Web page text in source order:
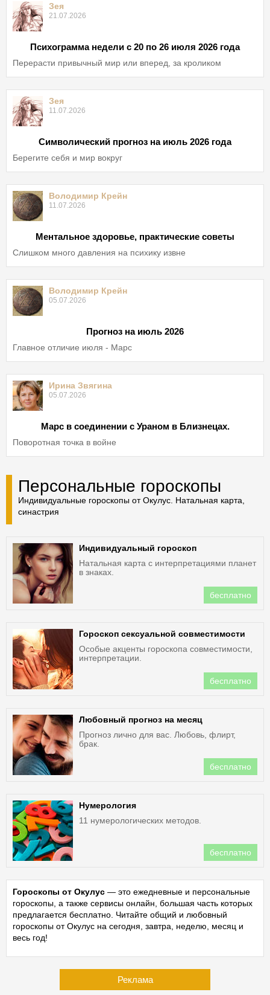
Зея
21.07.2026
Психограмма недели с 20 по 26 июля 2026 года
Перерасти привычный мир или вперед, за кроликом
Зея
11.07.2026
Символический прогноз на июль 2026 года
Берегите себя и мир вокруг
Володимир Крейн
11.07.2026
Ментальное здоровье, практические советы
Слишком много давления на психику извне
Володимир Крейн
05.07.2026
Прогноз на июль 2026
Главное отличие июля - Марс
Ирина Звягина
05.07.2026
Марс в соединении с Ураном в Близнецах.
Поворотная точка в войне
Персональные гороскопы
Индивидуальные гороскопы от Окулус. Натальная карта,
синастрия
Индивидуальный гороскоп
Натальная карта с интерпретациями планет
в знаках.
бесплатно
Гороскоп сексуальной совместимости
Особые акценты гороскопа совместимости,
интерпретации.
бесплатно
Любовный прогноз на месяц
Прогноз лично для вас. Любовь, флирт,
брак.
бесплатно
Нумерология
11 нумерологических методов.
бесплатно
Гороскопы от Окулус — это ежедневные и персональные
гороскопы, а также сервисы онлайн, большая часть которых
предлагается бесплатно. Читайте общий и любовный
гороскопы от Окулус на сегодня, завтра, неделю, месяц и
весь год!
Реклама